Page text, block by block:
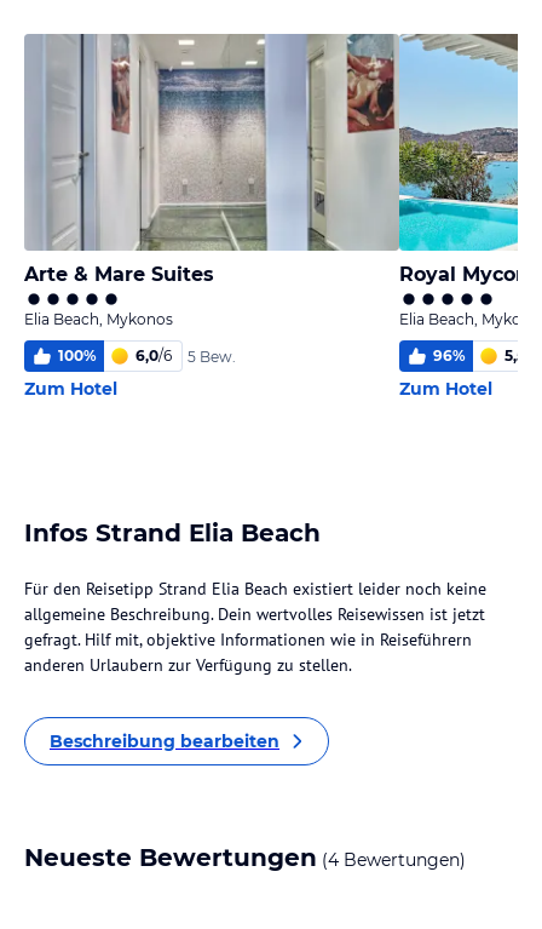
Arte & Mare Suites
Elia Beach, Mykonos
100% 6,0/6 5 Bew.
Zum Hotel
Elia Beach,
96% 5,5
Zum Hotel
Infos Strand Elia Beach
Für den Reisetipp Strand Elia Beach existiert leider noch keine
allgemeine Beschreibung. Dein wertvolles Reisewissen ist jetzt
gefragt. Hilf mit, objektive Informationen wie in Reiseführern
anderen Urlaubern zur Verfügung zu stellen.
Beschreibung bearbeiten
Neueste Bewertungen (4 Bewertungen)